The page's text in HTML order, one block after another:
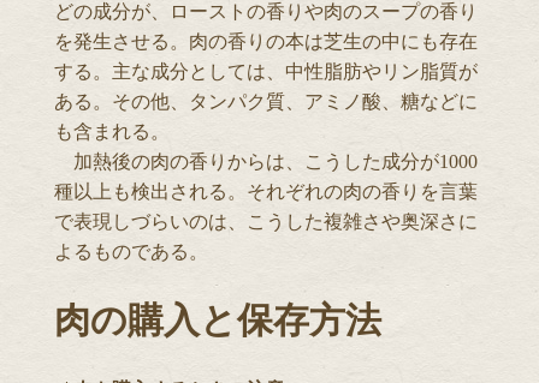
どの成分が、ローストの香りや肉のスープの香り
を発生させる。肉の香りの本は芝生の中にも存在
する。主な成分としては、中性脂肪やリン脂質が
ある。その他、タンパク質、アミノ酸、糖などに
も含まれる。
加熱後の肉の香りからは、こうした成分が1000
種以上も検出される。それぞれの肉の香りを言葉
で表現しづらいのは、こうした複雑さや奥深さに
よるものである。
肉の購入と保存方法